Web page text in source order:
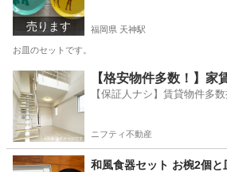
売ります 福岡県 天神駅
お皿のセットです。
福岡 福岡市 天神駅 食器 セット
【格安物件多数！】家
【保証人ナシ】賃貸物件多数
ニフティ不動産
和風食器セット お椀2個